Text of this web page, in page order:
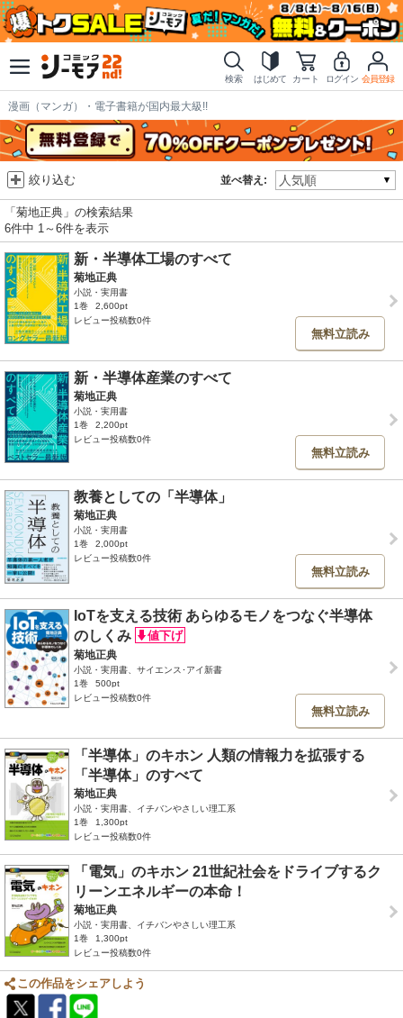
検索 はじめて カート ログイン 会員登録
漫画（マンガ）・電子書籍が国内最大級!!
並べ替え:
絞り込む
「菊地正典」の検索結果
6件中 1～6件を表示
新・半導体工場のすべて
菊地正典
小説・実用書
1巻
2,600pt
レビュー投稿数0件
無料立読み
新・半導体産業のすべて
菊地正典
小説・実用書
1巻
2,200pt
レビュー投稿数0件
無料立読み
教養としての「半導体」
菊地正典
小説・実用書
1巻
2,000pt
レビュー投稿数0件
無料立読み
IoTを支える技術 あらゆるモノをつなぐ半導体
のしくみ
菊地正典
小説・実用書、サイエンス･アイ新書
1巻
500pt
レビュー投稿数0件
無料立読み
「半導体」のキホン 人類の情報力を拡張する
「半導体」のすべて
菊地正典
小説・実用書、イチバンやさしい理工系
1巻
1,300pt
レビュー投稿数0件
「電気」のキホン 21世紀社会をドライブするク
リーンエネルギーの本命！
菊地正典
小説・実用書、イチバンやさしい理工系
1巻
1,300pt
レビュー投稿数0件
この作品をシェアしよう